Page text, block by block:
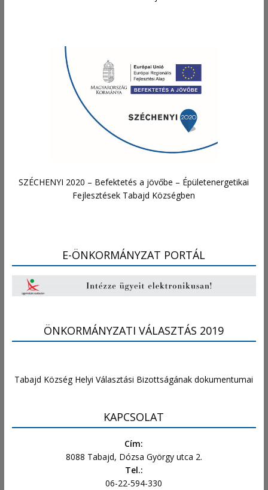
SZÉCHENYI 2020 – Befektetés a jövőbe – Épületenergetikai
Fejlesztések Tabajd Községben
E-ÖNKORMÁNYZAT PORTÁL
ÖNKORMÁNYZATI VÁLASZTÁS 2019
Tabajd Község Helyi Választási Bizottságának dokumentumai
KAPCSOLAT
Cím:
8088 Tabajd, Dózsa György utca 2.
Tel.:
06-22-594-330